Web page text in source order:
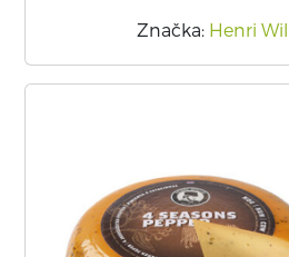
Značka: Henri